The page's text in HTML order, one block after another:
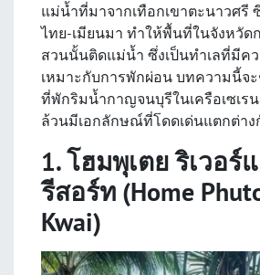
แม่น้ำที่มาจากเทือกเขาตะนาวศรี
ไทย-เมียนมา ทำให้พื้นที่ในจังหวัด
สวนนั้นติดแม่น้ำ ซึ่งเป็นทำเลที่มีค
เหมาะกับการพักผ่อน บทความนี้จ
ที่พักริมน้ำกาญจนบุรีในเครือเซเร
ล้วนมีเอกลักษณ์ที่โดดเด่นแตกต่า
1. โฮมพุเตย ริเวอร์
รีสอร์ท (Home
Kwai)